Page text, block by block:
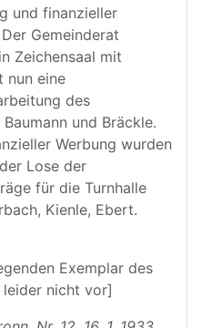
Exemplar des
leider nicht vor]